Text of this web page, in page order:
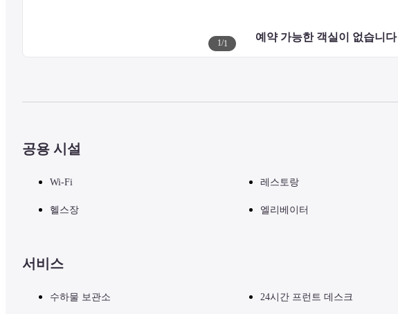
1/1
예약 가능한 객실이 없습니다
공용 시설
Wi-Fi 레스토랑
헬스장 엘리베이터
서비스
수하물 보관소 24시간 프런트 데스크